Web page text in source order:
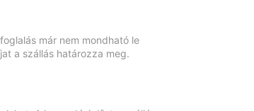
már nem mondható le
a szállás határozza meg.